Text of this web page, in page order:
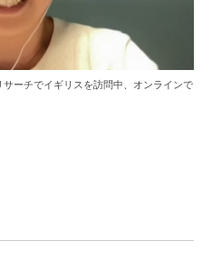
ーチでイギリスを訪問中、オンラインで